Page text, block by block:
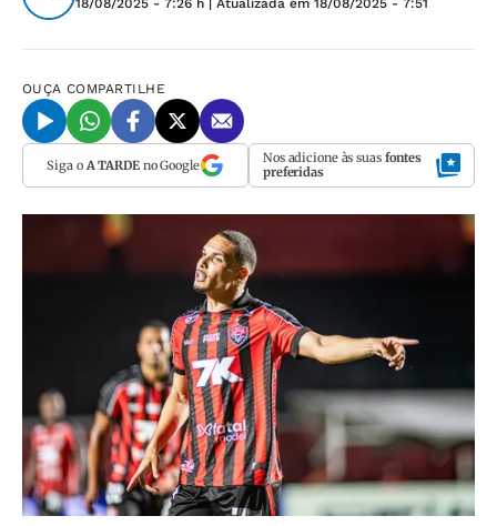
18/08/2025 - 7:26 h | Atualizada em 18/08/2025 - 7:51
OUÇA COMPARTILHE
Siga o A TARDEno Google Nos adicione às suas fontes
preferidas